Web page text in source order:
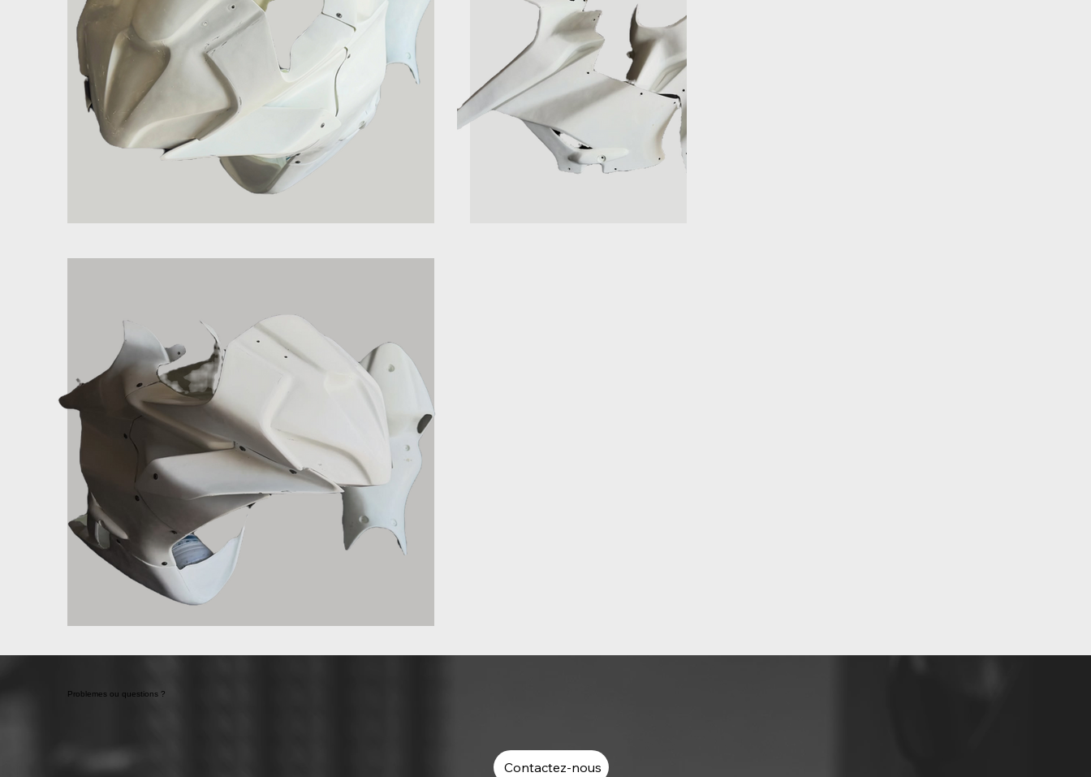
Problemes ou questions ?
Contactez-nous